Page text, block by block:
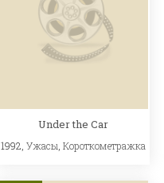
Under the Car
1992,Ужасы ,Короткометражка